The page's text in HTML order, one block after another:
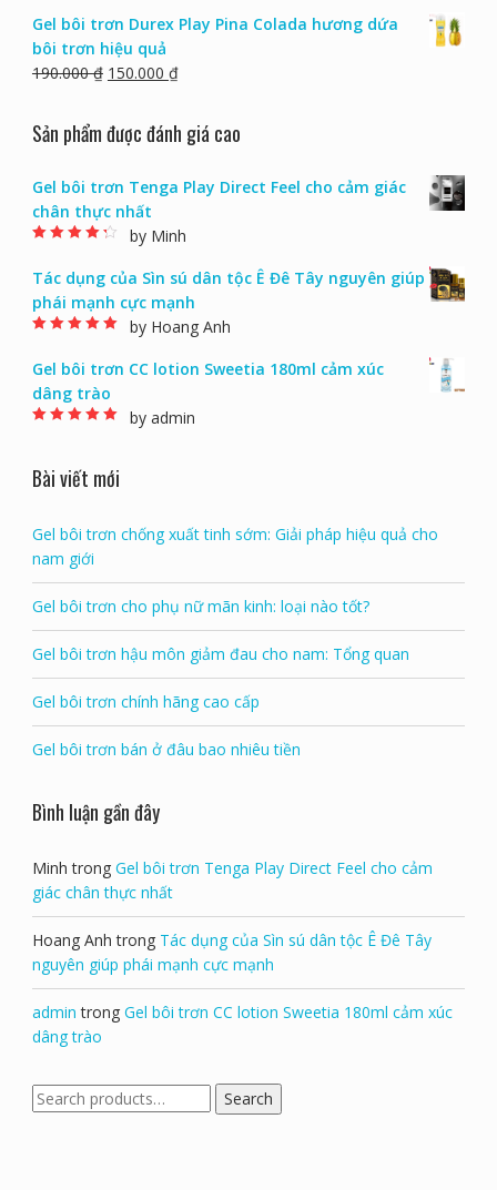
Gel bôi trơn Durex Play Pina Colada hương dứa
bôi trơn hiệu quả
190.000₫ 150.000 ₫
Sản phẩm được đánh giá cao
Gel bôi trơn Tenga Play Direct Feel cho cảm giác
chân thực nhất
by Minh
Tác dụng của Sìn sú dân tộc Ê Đê Tây nguyên giúp
phái mạnh cực mạnh
by Hoang Anh
Gel bôi trơn CC lotion Sweetia 180ml cảm xúc
dâng trào
by admin
Bài viết mới
Gel bôi trơn chống xuất tinh sớm: Giải pháp hiệu quả cho
nam giới
Gel bôi trơn cho phụ nữ mãn kinh: loại nào tốt?
Gel bôi trơn hậu môn giảm đau cho nam: Tổng quan
Gel bôi trơn chính hãng cao cấp
Gel bôi trơn bán ở đâu bao nhiêu tiền
Bình luận gần đây
Minh trong Gel bôi trơn Tenga Play Direct Feel cho cảm
giác chân thực nhất
Hoang Anh trong Tác dụng của Sìn sú dân tộc Ê Đê Tây
nguyên giúp phái mạnh cực mạnh
admin trong Gel bôi trơn CC lotion Sweetia 180ml cảm xúc
dâng trào
Search
for:
Search